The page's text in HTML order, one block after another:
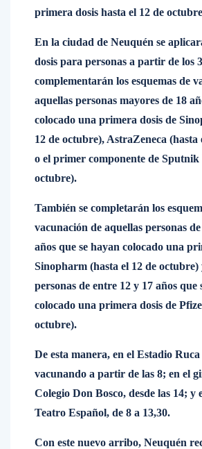
primera dosis hasta el 12 de
En la ciudad de Neuquén se
dosis para personas a partir de los
complementarán los esquemas de
aquellas personas mayores de 18
colocado una primera dosis de
12 de octubre), AstraZeneca (hasta
o el primer componente de Sputnik
octubre).
También se completarán los
vacunación de aquellas personas
años que se hayan colocado una
Sinopharm (hasta el 12 de octubre)
personas de entre 12 y 17 años que
colocado una primera dosis de
octubre).
De esta manera, en el Estadio Ruca
vacunando a partir de las 8; en el
Colegio Don Bosco, desde las 14; y
Teatro Español, de 8 a 13,30.
Con este nuevo arribo, Neuquén